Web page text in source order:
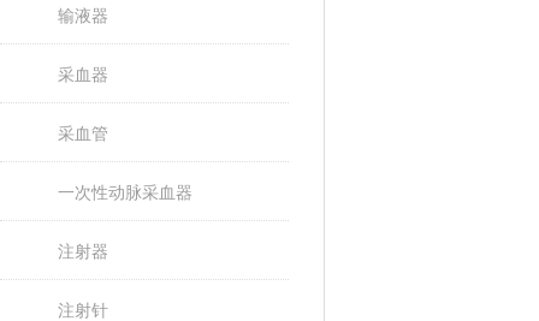
输液器
采血器
采血管
一次性动脉采血器
注射器
注射针